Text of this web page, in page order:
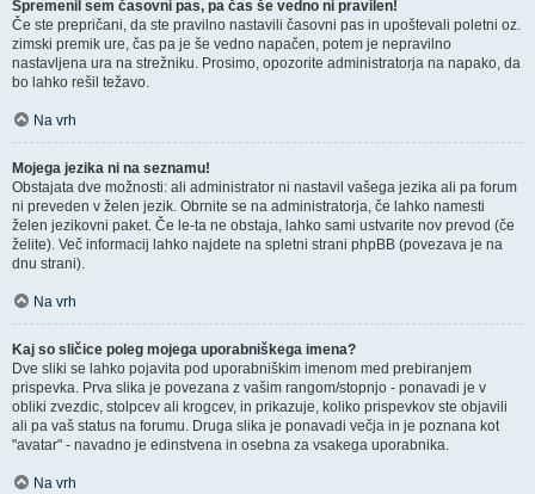
Spremenil sem časovni pas, pa čas še vedno ni pravilen!
Če ste prepričani, da ste pravilno nastavili časovni pas in upoštevali poletni oz.
zimski premik ure, čas pa je še vedno napačen, potem je nepravilno
nastavljena ura na strežniku. Prosimo, opozorite administratorja na napako, da
bo lahko rešil težavo.
Na vrh
Mojega jezika ni na seznamu!
Obstajata dve možnosti: ali administrator ni nastavil vašega jezika ali pa forum
ni preveden v želen jezik. Obrnite se na administratorja, če lahko namesti
želen jezikovni paket. Če le-ta ne obstaja, lahko sami ustvarite nov prevod (če
želite). Več informacij lahko najdete na spletni strani phpBB (povezava je na
dnu strani).
Na vrh
Kaj so sličice poleg mojega uporabniškega imena?
Dve sliki se lahko pojavita pod uporabniškim imenom med prebiranjem
prispevka. Prva slika je povezana z vašim rangom/stopnjo - ponavadi je v
obliki zvezdic, stolpcev ali krogcev, in prikazuje, koliko prispevkov ste objavili
ali pa vaš status na forumu. Druga slika je ponavadi večja in je poznana kot
"avatar" - navadno je edinstvena in osebna za vsakega uporabnika.
Na vrh